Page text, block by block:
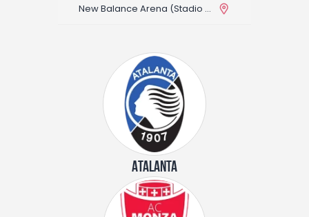
I consigli di Giulia
New Balance Arena (Stadio Atleti Azzurri d'Italia)
ATALANTA